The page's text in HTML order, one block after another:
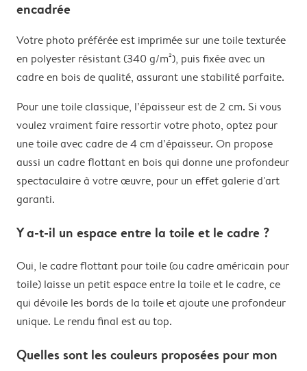
encadrée
Votre photo préférée est imprimée sur une toile texturée
en polyester résistant (340 g/m²), puis fixée avec un
cadre en bois de qualité, assurant une stabilité parfaite.
Pour une toile classique, l’épaisseur est de 2 cm. Si vous
voulez vraiment faire ressortir votre photo, optez pour
une toile avec cadre de 4 cm d’épaisseur. On propose
aussi un cadre flottant en bois qui donne une profondeur
spectaculaire à votre œuvre, pour un effet galerie d'art
garanti.
Y a-t-il un espace entre la toile et le cadre ?
Oui, le cadre flottant pour toile (ou cadre américain pour
toile) laisse un petit espace entre la toile et le cadre, ce
qui dévoile les bords de la toile et ajoute une profondeur
unique. Le rendu final est au top.
Quelles sont les couleurs proposées pour mon